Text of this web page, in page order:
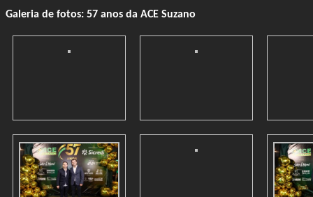
Galeria de fotos: 57 anos da ACE Suzano